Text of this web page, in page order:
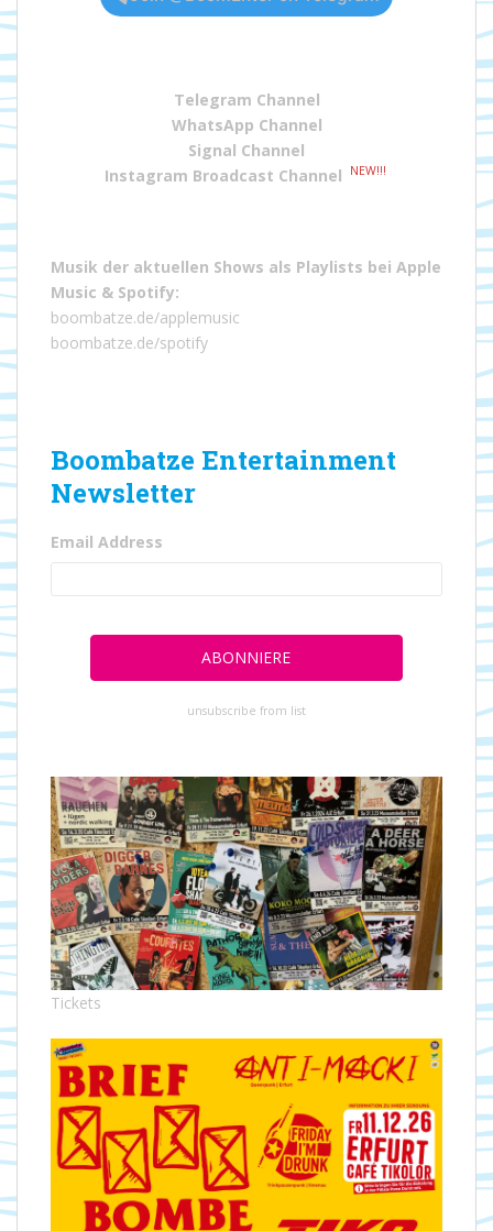
Telegram Channel
WhatsApp Channel
Signal Channel
Instagram Broadcast Channel
NEW!!!
Musik der aktuellen Shows als Playlists bei Apple
Music & Spotify:
boombatze.de/applemusic
boombatze.de/spotify
Boombatze Entertainment
Newsletter
Email Address
unsubscribe from list
Tickets